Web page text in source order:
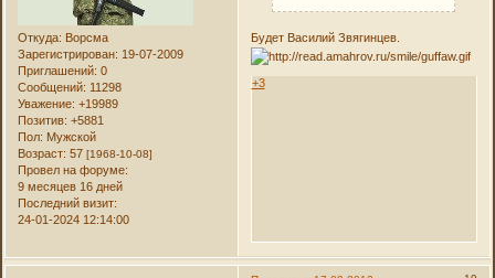
Откуда: Ворсма
Зарегистрирован: 19-07-2009
Приглашений: 0
Сообщений: 11298
Уважение: +19989
Позитив: +5881
Пол: Мужской
Возраст: 57[1968-10-08]
Провел на форуме:
9 месяцев 16 дней
Последний визит:
24-01-2024 12:14:00
Будет Василий Звягинцев.
+3